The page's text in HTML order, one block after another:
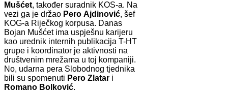
Mušćet, također suradnik KOS-a. Na
vezi ga je držao Pero Ajdinović, šef
KOG-a Riječkog korpusa. Danas
Bojan Mušćet ima uspješnu karijeru
kao urednik internih publikacija T-HT
grupe i koordinator je aktivnosti na
društvenim mrežama u toj kompaniji.
No, udarna pera Slobodnog tjednika
bili su spomenuti Pero Zlatar i
Romano Bolković.